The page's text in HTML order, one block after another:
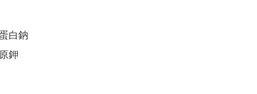
白鈉
鉀